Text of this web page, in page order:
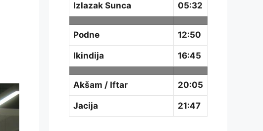
Izlazak Sunca 05:32
Podne 12:50
Ikindija 16:45
Akšam / Iftar 20:05
Jacija 21:47